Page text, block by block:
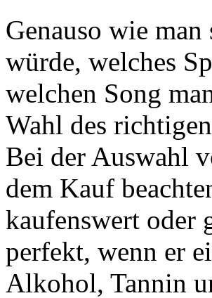
Genauso wie
würde, welches
welchen Song
Wahl des
Bei der Auswahl
dem Kauf
kaufenswert oder
perfekt, wenn er
Alkohol, Tannin